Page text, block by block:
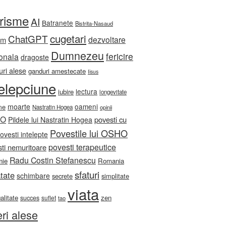
AI Batranete Bistrita-Nasaud
ChatGPTcugetari dezvoltare
dragoste Dumnezeu fericire
alese ganduri amestecate Iisus
iubire lectura longevitate
moarte Nastratin Hogea oameni opinii
Pildele lui Nastratin Hogea povesti cu
intelepte Povestile lui OSHO
nemuritoarepovesti terapeutice
Radu Costin Stefanescu Romania
schimbare secrete sfaturi simplitate
succes suflet tao viata zen
alese